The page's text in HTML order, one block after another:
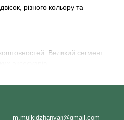
різного кольору та
Великий сегмент
m.mulkidzhanyan@gmail.com